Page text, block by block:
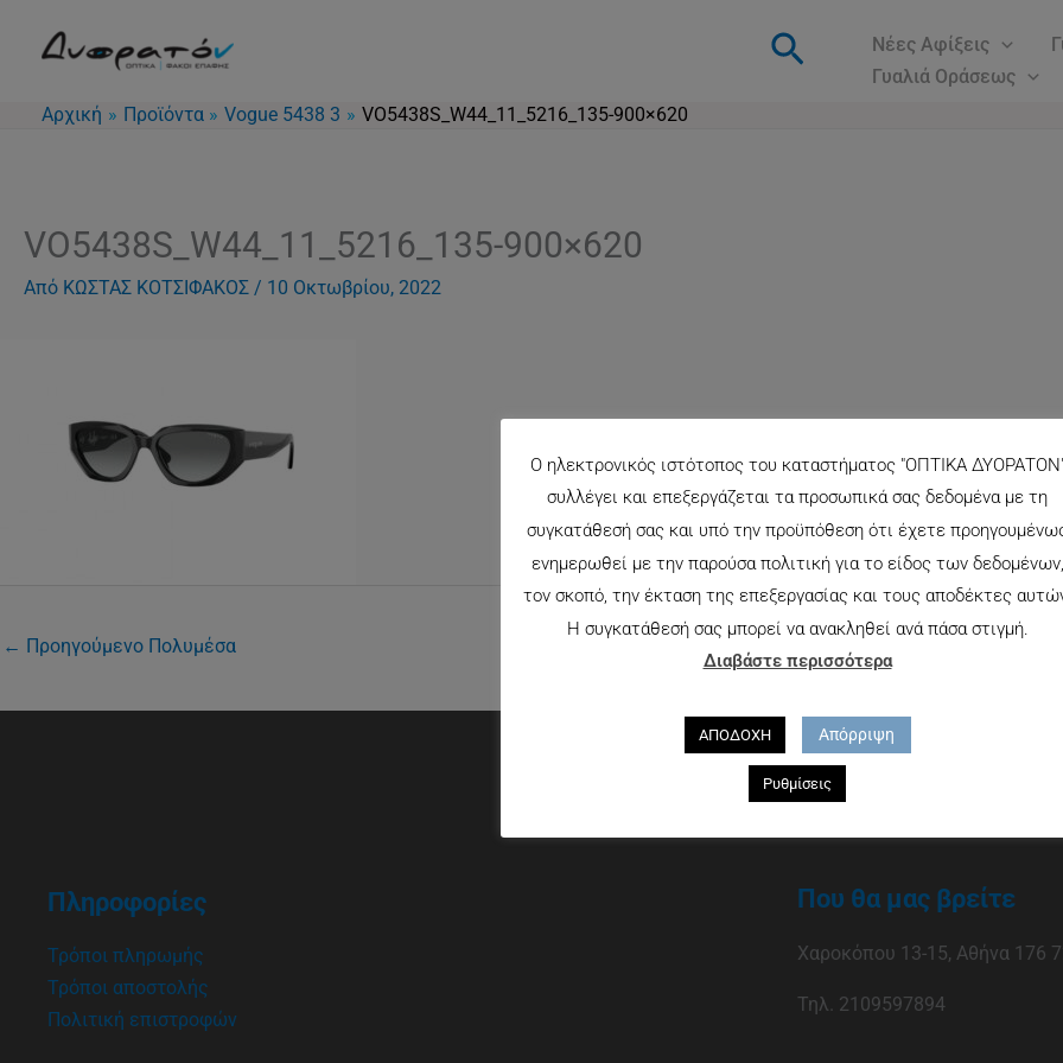
Αναζήτηση
Νέες Αφίξεις
Γυαλιά Οράσεως
Αρχική
Προϊόντα Vogue 5438 3 VO5438S_W44_11_5216_135-900×620
VO5438S_W44_11_5216_135-900×620
Από ΚΩΣΤΑΣ ΚΟΤΣΙΦΑΚΟΣ / 10 Οκτωβρίου, 2022
← Προηγούμενο Πολυμέσα
Πληροφορίες
Τρόποι πληρωμής
Τρόποι αποστολής
Πολιτική επιστροφών
Που θα μας βρείτε
Χαροκόπου 13-15, Αθήνα 176
Τηλ. 2109597894
Ο ηλεκτρονικός ιστότοπος του καταστήματος "ΟΠΤΙΚΑ
συλλέγει και επεξεργάζεται τα προσωπικά σας δεδομένα με τη
συγκατάθεσή σας και υπό την προϋπόθεση ότι έχετε
ενημερωθεί με την παρούσα πολιτική για το είδος των δεδομένων,
τον σκοπό, την έκταση της επεξεργασίας και τους αποδέκτες
Η συγκατάθεσή σας μπορεί να ανακληθεί ανά πάσα στιγμή.
Διαβάστε περισσότερα
ΑΠΟΔΟΧΗ Απόρριψη
Ρυθμίσεις